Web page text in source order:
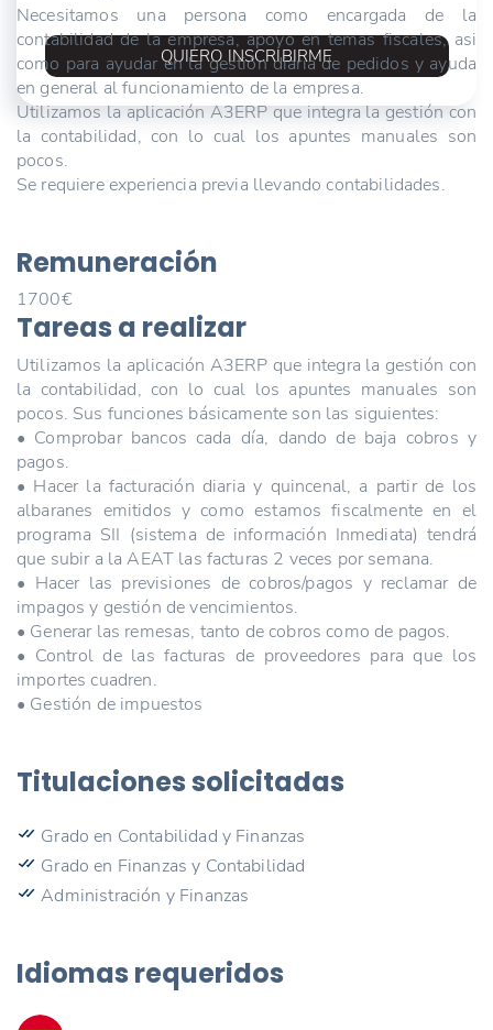
QUIERO INSCRIBIRME
Necesitamos una persona como encargada de la
contabilidad de la empresa, apoyo en temas fiscales, asi
como para ayudar en la gestión diaria de pedidos y ayuda
en general al funcionamiento de la empresa.
Utilizamos la aplicación A3ERP que integra la gestión con
la contabilidad, con lo cual los apuntes manuales son
pocos.
Se requiere experiencia previa llevando contabilidades.
Remuneración
1700€
Tareas a realizar
Utilizamos la aplicación A3ERP que integra la gestión con
la contabilidad, con lo cual los apuntes manuales son
pocos. Sus funciones básicamente son las siguientes:
• Comprobar bancos cada día, dando de baja cobros y
pagos.
• Hacer la facturación diaria y quincenal, a partir de los
albaranes emitidos y como estamos fiscalmente en el
programa SII (sistema de información Inmediata) tendrá
que subir a la AEAT las facturas 2 veces por semana.
• Hacer las previsiones de cobros/pagos y reclamar de
impagos y gestión de vencimientos.
• Generar las remesas, tanto de cobros como de pagos.
• Control de las facturas de proveedores para que los
importes cuadren.
• Gestión de impuestos
Titulaciones solicitadas
Grado en Contabilidad y Finanzas
Grado en Finanzas y Contabilidad
Administración y Finanzas
Idiomas requeridos